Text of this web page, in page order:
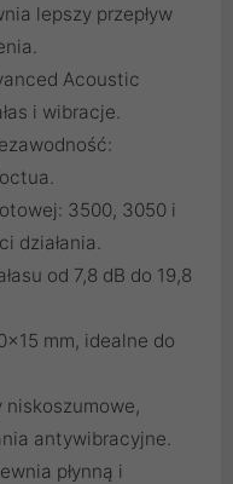
lepszy przepływ
Acoustic
i wibracje.
3500, 3050 i
działania.
od 7,8 dB do 19,8
mm, idealne do
antywibracyjne.
płynną i